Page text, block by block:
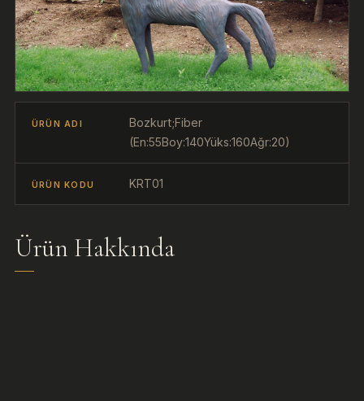
ÜRÜN ADI
Bozkurt;Fiber
(En:55Boy:140Yüks:160Ağr:20)
ÜRÜN KODU KRT01
Ürün Hakkında